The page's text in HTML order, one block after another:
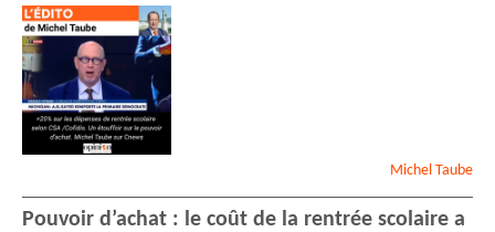
Michel Taube
Pouvoir d’achat : le coût de la rentrée scolaire a